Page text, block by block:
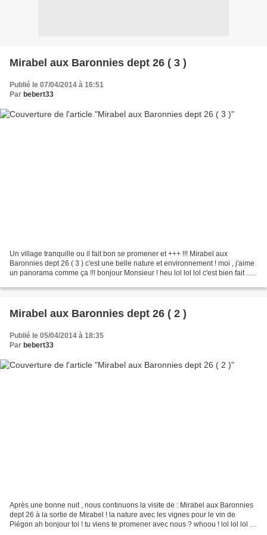
Mirabel aux Baronnies dept 26 ( 3 )
Publié le 07/04/2014 à 16:51
Par bebert33
Un village tranquille ou il fait bon se promener et +++ !!! Mirabel aux
Baronnies dept 26 ( 3 ) c'est une belle nature et environnement ! moi , j'aime
un panorama comme ça !!! bonjour Monsieur ! heu lol lol lol c'est bien fait ...
Mirabel aux Baronnies dept 26 ( 2 )
Publié le 05/04/2014 à 18:35
Par bebert33
Après une bonne nuit , nous continuons la visite de : Mirabel aux Baronnies
dept 26 à la sortie de Mirabel ! la nature avec les vignes pour le vin de
Piégon ah bonjour toi ! tu viens te promener avec nous ? whoou ! lol lol lol ....